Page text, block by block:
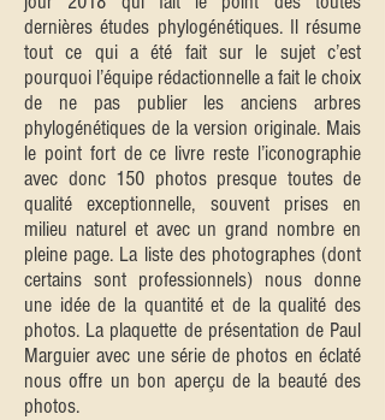
dernières études phylogénétiques. Il résume
tout ce qui a été fait sur le sujet c’est
pourquoi l’équipe rédactionnelle a fait le choix
de ne pas publier les anciens arbres
phylogénétiques de la version originale. Mais
le point fort de ce livre reste l’iconographie
avec donc 150 photos presque toutes de
qualité exceptionnelle, souvent prises en
milieu naturel et avec un grand nombre en
pleine page. La liste des photographes (dont
certains sont professionnels) nous donne
une idée de la quantité et de la qualité des
photos. La plaquette de présentation de Paul
Marguier avec une série de photos en éclaté
nous offre un bon aperçu de la beauté des
photos.